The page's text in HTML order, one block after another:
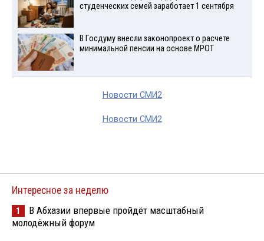
студенческих семей заработает 1 сентября
В Госдуму внесли законопроект о расчете
минимальной пенсии на основе МРОТ
Новости СМИ2
Новости СМИ2
Интересное за неделю
1
В Абхазии впервые пройдёт масштабный
молодёжный форум